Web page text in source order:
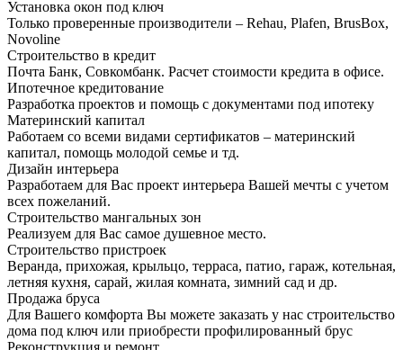
Установка окон под ключ
Только проверенные производители – Rehau, Plafen, BrusBox,
Novoline
Строительство в кредит
Почта Банк, Совкомбанк. Расчет стоимости кредита в офисе.
Ипотечное кредитование
Разработка проектов и помощь с документами под ипотеку
Материнский капитал
Работаем со всеми видами сертификатов – материнский
капитал, помощь молодой семье и тд.
Дизайн интерьера
Разработаем для Вас проект интерьера Вашей мечты с учетом
всех пожеланий.
Строительство мангальных зон
Реализуем для Вас самое душевное место.
Строительство пристроек
Веранда, прихожая, крыльцо, терраса, патио, гараж, котельная,
летняя кухня, сарай, жилая комната, зимний сад и др.
Продажа бруса
Для Вашего комфорта Вы можете заказать у нас строительство
дома под ключ или приобрести профилированный брус